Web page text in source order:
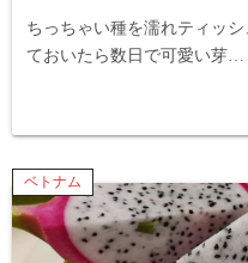
ちっちゃい種を濡れティッ
ておいたら数日で可愛い芽…
ベトナム